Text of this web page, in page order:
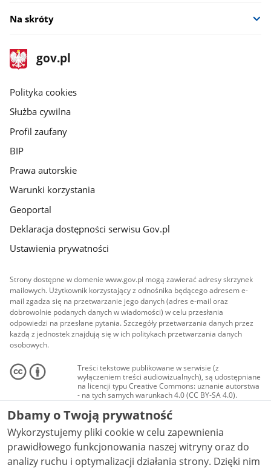
Na skróty
stopka
gov.pl
Strona
gov.pl
gov.pl
Polityka cookies
Służba cywilna
Profil zaufany
BIP
Prawa autorskie
Warunki korzystania
Geoportal
Deklaracja dostępności serwisu Gov.pl
Ustawienia prywatności
Strony dostępne w domenie www.gov.pl mogą zawierać adresy skrzynek
mailowych. Użytkownik korzystający z odnośnika będącego adresem e-
mail zgadza się na przetwarzanie jego danych (adres e-mail oraz
dobrowolnie podanych danych w wiadomości) w celu przesłania
odpowiedzi na przesłane pytania. Szczegóły przetwarzania danych przez
każdą z jednostek znajdują się w ich politykach przetwarzania danych
osobowych.
Treści tekstowe publikowane w serwisie (z
wyłączeniem treści audiowizualnych), są udostępniane
na licencji typu Creative Commons: uznanie autorstwa
- na tych samych warunkach 4.0 (CC BY-SA 4.0).
Materiały audiowizualne, w tym zdjęcia, materiały
audio i wideo, są udostępniane na licencji typu
Creative Commons: uznanie autorstwa użycie
niekomercyjne - bez utworów zależnych 4.0 (CC BY-
NC-ND 4.0), o ile nie jest to stwierdzone inaczej.
Dbamy o Twoją prywatność
Wykorzystujemy pliki cookie w celu zapewnienia
prawidłowego funkcjonowania naszej witryny oraz do
analizy ruchu i optymalizacji działania strony. Dzięki nim